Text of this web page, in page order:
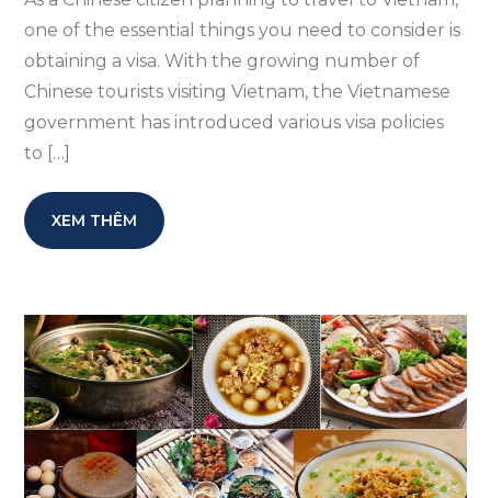
one of the essential things you need to consider is
obtaining a visa. With the growing number of
Chinese tourists visiting Vietnam, the Vietnamese
government has introduced various visa policies
to […]
XEM THÊM